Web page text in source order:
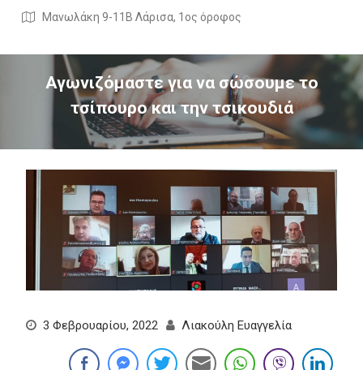
Μανωλάκη 9-11Β Λάρισα, 1ος όροφος
Αγωνιζόμαστε για να σώσουμε το
τσίπουρο και την τσικουδιά
3 Φεβρουαρίου, 2022 Λιακούλη Ευαγγελία